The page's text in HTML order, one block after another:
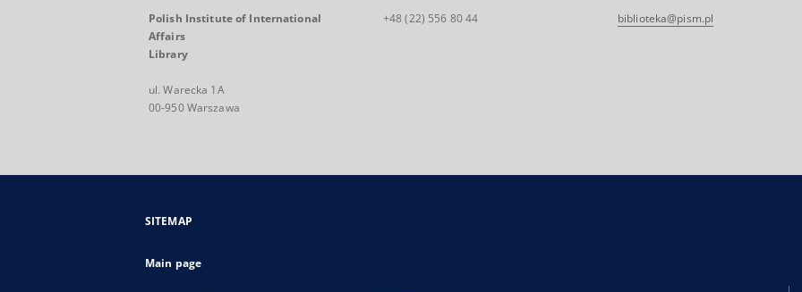
Polish Institute of International
Affairs
Library
ul. Warecka 1A
00-950 Warszawa
+48 (22) 556 80 44 biblioteka@pism.pl
SITEMAP
Main page